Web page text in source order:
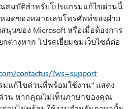
สมบัติสําหรับโปรแกรมแก้ไขด่วนนี้
มดของหมายเลขโทรศัพท์ของฝ่าย
นุนของ Microsoft หรือเมื่อต้องการ
ต่างหาก โปรดเยี่ยมชมเว็บไซต์ต่อ
contactus/?ws=support
มแก้ไขด่วนที่พร้อมใช้งาน" แสดง
วน หากคุณไม่เห็นภาษาของคุณ